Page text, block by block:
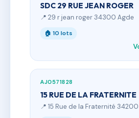
SDC 29 RUE JEAN ROGER
📍 29 r jean roger 34300 Agde
🏠 10 lots
AJ0571828
15 RUE DE LA FRATERNITE
📍 15 Rue de la Fraternité